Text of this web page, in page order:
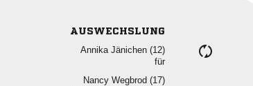
AUSWECHSLUNG
  
für
  